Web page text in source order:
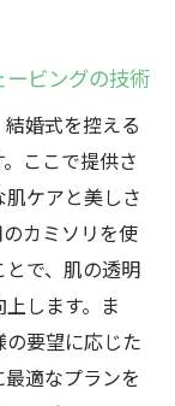
ビングの技術
婚式を控える
ここで提供さ
ケアと美しさ
カミソリを使
で、肌の透明
します。ま
要望に応じた
適なプランを